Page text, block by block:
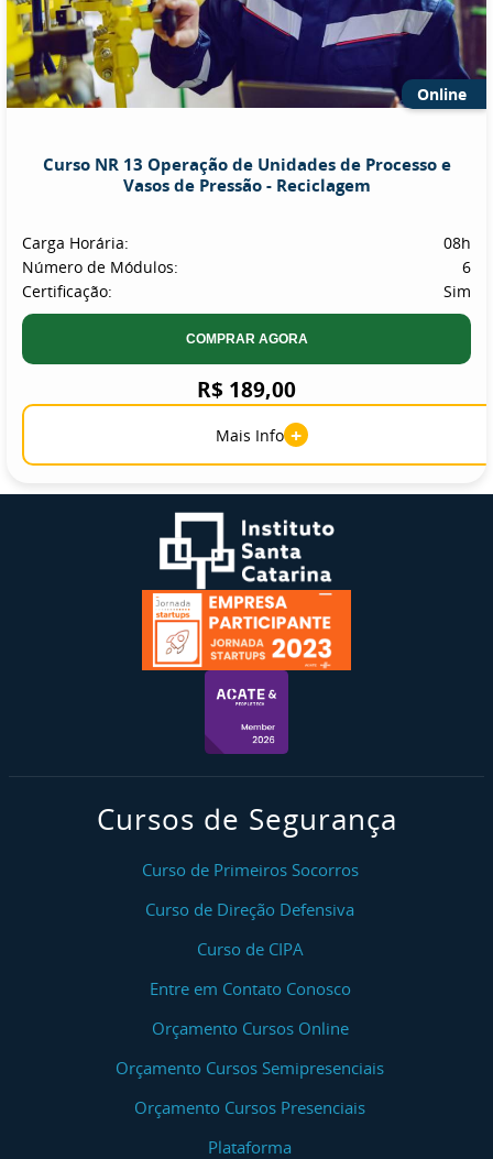
Online
Curso NR 13 Operação de Unidades de Processo e
Vasos de Pressão - Reciclagem
Carga Horária:
08h
Número de Módulos:
6
Certificação:
Sim
COMPRAR AGORA
R$ 189,00
Mais Info +
Cursos de Segurança
Curso de Primeiros Socorros
Curso de Direção Defensiva
Curso de CIPA
Entre em Contato Conosco
Orçamento Cursos Online
Orçamento Cursos Semipresenciais
Orçamento Cursos Presenciais
Plataforma